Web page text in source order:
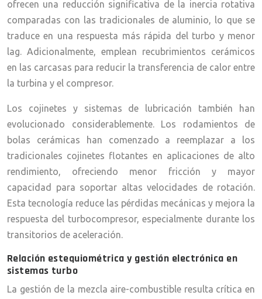
ofrecen una reducción significativa de la inercia rotativa
comparadas con las tradicionales de aluminio, lo que se
traduce en una respuesta más rápida del turbo y menor
lag. Adicionalmente, emplean recubrimientos cerámicos
en las carcasas para reducir la transferencia de calor entre
la turbina y el compresor.
Los cojinetes y sistemas de lubricación también han
evolucionado considerablemente. Los rodamientos de
bolas cerámicas han comenzado a reemplazar a los
tradicionales cojinetes flotantes en aplicaciones de alto
rendimiento, ofreciendo menor fricción y mayor
capacidad para soportar altas velocidades de rotación.
Esta tecnología reduce las pérdidas mecánicas y mejora la
respuesta del turbocompresor, especialmente durante los
transitorios de aceleración.
Relación estequiométrica y gestión electrónica en
sistemas turbo
La gestión de la mezcla aire-combustible resulta crítica en